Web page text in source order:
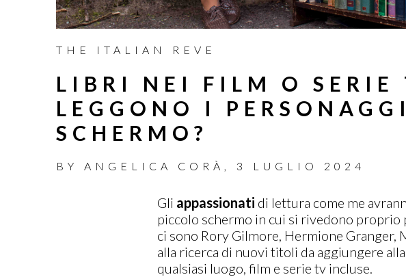
THE ITALIAN REVE
LIBRI NEI FILM O SERIE
LEGGONO I
SCHERMO?
BY ANGELICA CORÀ , 3 LUGLIO 2024
Gli appassionati di lettura come me
piccolo schermo in cui si rivedono
ci sono Rory Gilmore, Hermione Granger,
alla ricerca di nuovi titoli da aggiungere
qualsiasi luogo, film e serie tv incluse.